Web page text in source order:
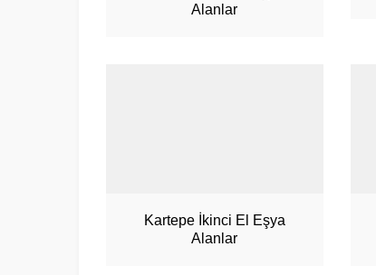
Alanlar
Kartepe İkinci El Eşya
Alanlar